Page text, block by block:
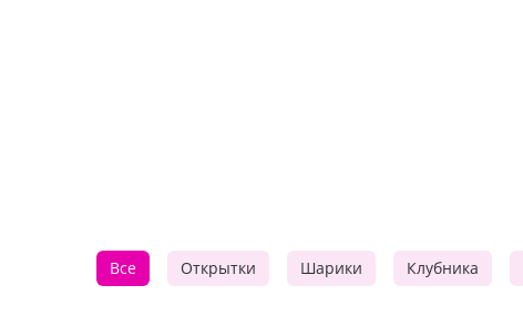
Все Открытки Шарики Клубника